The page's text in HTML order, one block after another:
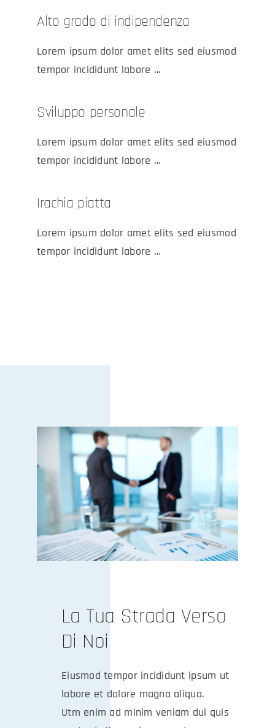
Alto grado di indipendenza
Lorem ipsum dolor amet elits sed eiusmod
tempor incididunt labore …
Sviluppo personale
Lorem ipsum dolor amet elits sed eiusmod
tempor incididunt labore …
Irachia piatta
Lorem ipsum dolor amet elits sed eiusmod
tempor incididunt labore …
La Tua Strada Verso
Di Noi
Eiusmod tempor incididunt ipsum ut
labore et dolore magna aliqua.
Utm enim ad minim veniam dui quis